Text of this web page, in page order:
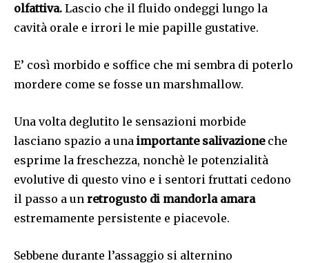
olfattiva. Lascio che il fluido ondeggi lungo la
cavità orale e irrori le mie papille gustative.
E’ così morbido e soffice che mi sembra di poterlo
mordere come se fosse un marshmallow.
Una volta deglutito le sensazioni morbide
lasciano spazio a una importante salivazioneche
esprime la freschezza, nonchè le potenzialità
evolutive di questo vino e i sentori fruttati cedono
il passo a un retrogusto di mandorla amara
estremamente persistente e piacevole.
Sebbene durante l’assaggio si alternino